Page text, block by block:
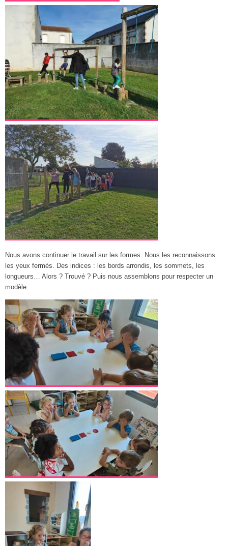
Nous avons continuer le travail sur les formes. Nous les reconnaissons
les yeux fermés. Des indices : les bords arrondis, les sommets, les
longueurs… Alors ? Trouvé ? Puis nous assemblons pour respecter un
modèle.